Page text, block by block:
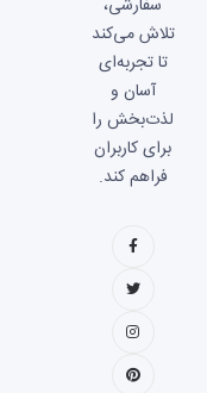
سفارشی،
تلاش می‌کند
تا تجربه‌ای
آسان و
لذت‌بخش را
برای کاربران
فراهم کند.